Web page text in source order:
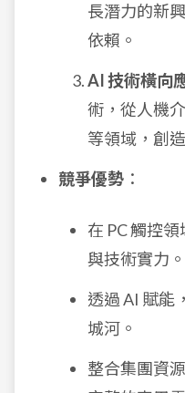
長潛力的新
依賴。
AI 技術橫向
術，從人機
等領域，創
競爭優勢 ：
在 PC 觸控
與技術實力。
透過 AI 賦能
城河。
整合集團資